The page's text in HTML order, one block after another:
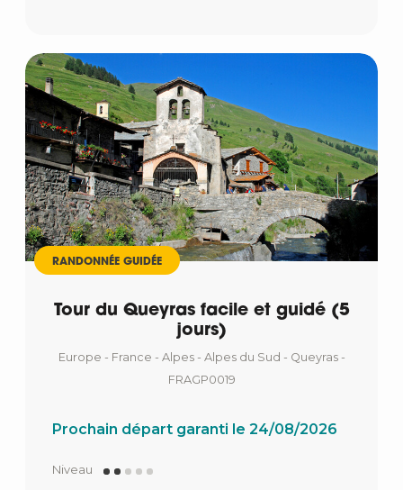
RANDONNÉE GUIDÉE
Tour du Queyras facile et guidé (5
jours)
Europe - France - Alpes - Alpes du Sud - Queyras -
FRAGP0019
Prochain départ garanti le 24/08/2026
Niveau